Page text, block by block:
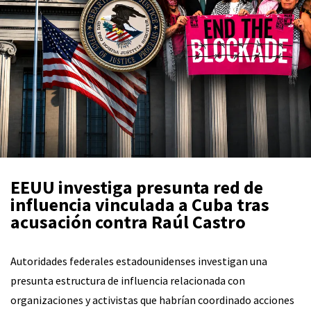
EEUU investiga presunta red de
influencia vinculada a Cuba tras
acusación contra Raúl Castro
Autoridades federales estadounidenses investigan una
presunta estructura de influencia relacionada con
organizaciones y activistas que habrían coordinado acciones